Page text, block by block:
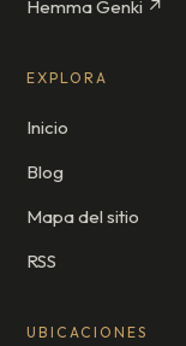
Hemma Genki ↗
EXPLORA
Inicio
Blog
Mapa del sitio
RSS
UBICACIONES